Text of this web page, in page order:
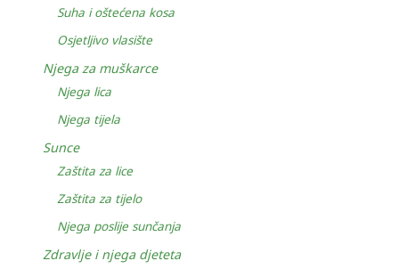
Suha i oštećena kosa
Osjetljivo vlasište
Njega za muškarce
Njega lica
Njega tijela
Sunce
Zaštita za lice
Zaštita za tijelo
Njega poslije sunčanja
Zdravlje i njega djeteta